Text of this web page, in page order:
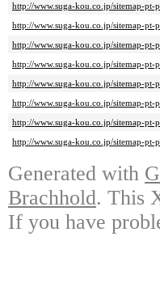
http://www.suga-kou.co.jp/sitemap-pt-
http://www.suga-kou.co.jp/sitemap-pt-
http://www.suga-kou.co.jp/sitemap-pt-
http://www.suga-kou.co.jp/sitemap-pt-
http://www.suga-kou.co.jp/sitemap-pt-
http://www.suga-kou.co.jp/sitemap-pt-
http://www.suga-kou.co.jp/sitemap-pt-
http://www.suga-kou.co.jp/sitemap-pt-
Generated with
Brachhold. This
If you have